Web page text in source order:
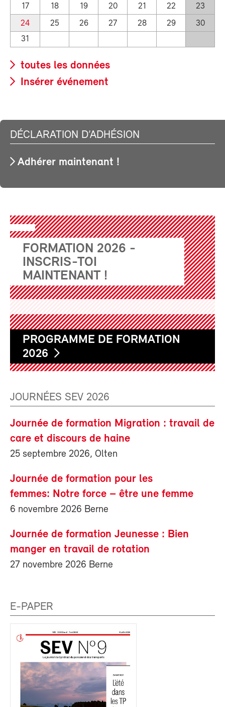
17
18 19 20 21 22
23
24
25 26 27 28 29
30
31
toutes les données
Insérer événement
DÉCLARATION D’ADHÉSION
Adhérer maintenant !
FORMATION 2026 -
INSCRIS-TOI
MAINTENANT !
PROGRAMME DE FORMATION
2026
JOURNÉES SEV 2026
Journée de formation Migration : travail de
care et discours de haine
25 septembre 2026, Olten
Journée de formation pour les
femmes: Notre force – être une femme
6 novembre 2026 Berne
Journée de formation Jeunesse : Bien
manger en travail de rotation
27 novembre 2026 Berne
E-PAPER